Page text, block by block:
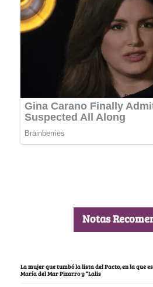
Notas
La mujer que tumbó la lista del Pacto, en la que
María del Mar Pizarro y “Lalis